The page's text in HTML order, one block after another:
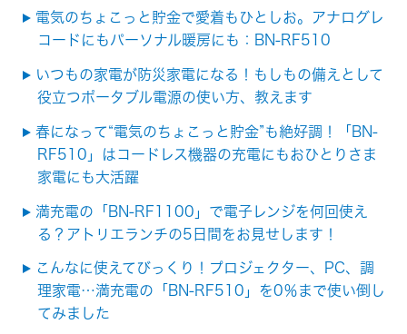
電気のちょこっと貯金で愛着もひとしお。アナログレ
コードにもパーソナル暖房にも：BN-RF510
いつもの家電が防災家電になる！もしもの備えとして
役立つポータブル電源の使い方、教えます
春になって“電気のちょこっと貯金”も絶好調！「BN-
RF510」はコードレス機器の充電にもおひとりさま
家電にも大活躍
満充電の「BN-RF1100」で電子レンジを何回使え
る？アトリエランチの5日間をお見せします！
こんなに使えてびっくり！プロジェクター、PC、調
理家電…満充電の「BN-RF510」を0％まで使い倒し
てみました